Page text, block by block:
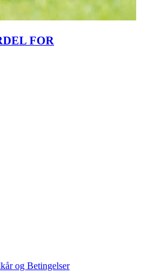
FOR
og Betingelser